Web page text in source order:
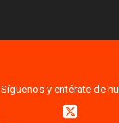
Síguenos y entérate de